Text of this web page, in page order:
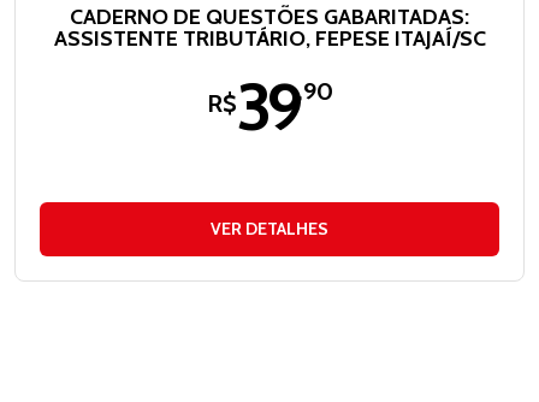
CADERNO DE QUESTÕES GABARITADAS:
ASSISTENTE TRIBUTÁRIO, FEPESE ITAJAÍ/SC
R$39,90
VER DETALHES